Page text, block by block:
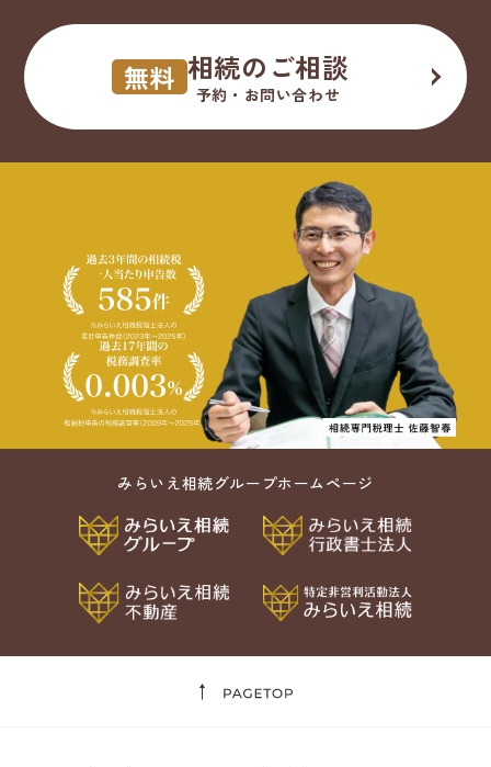
無料 相続のご相談
予約・お問い合わせ
みらいえ相続グループホームページ